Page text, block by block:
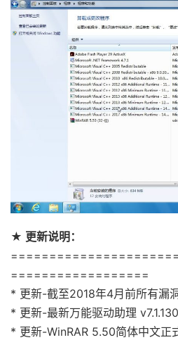
★ 更新说明：
==================
* 更新-截至2018年4月前所有漏洞
* 更新-最新万能驱动助理
* 更新-WinRAR 5.50简体中文正